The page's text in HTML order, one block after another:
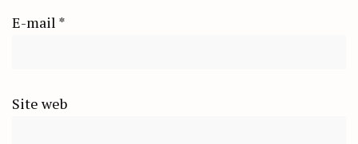
E-mail *
Site web